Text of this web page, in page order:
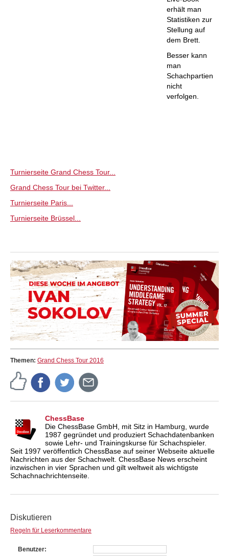
erhält man
Statistiken zur
Stellung auf
dem Brett.
Besser kann
man
Schachpartien
nicht
verfolgen.
Turnierseite Grand Chess Tour...
Grand Chess Tour bei Twitter...
Turnierseite Paris...
Turnierseite Brüssel...
Themen: Grand Chess Tour 2016
ChessBase
Die ChessBase GmbH, mit Sitz in Hamburg, wurde
1987 gegründet und produziert Schachdatenbanken
sowie Lehr- und Trainingskurse für Schachspieler.
Seit 1997 veröffentlich ChessBase auf seiner Webseite aktuelle
Nachrichten aus der Schachwelt. ChessBase News erscheint
inzwischen in vier Sprachen und gilt weltweit als wichtigste
Schachnachrichtenseite.
Diskutieren
Regeln für Leserkommentare
Benutzer